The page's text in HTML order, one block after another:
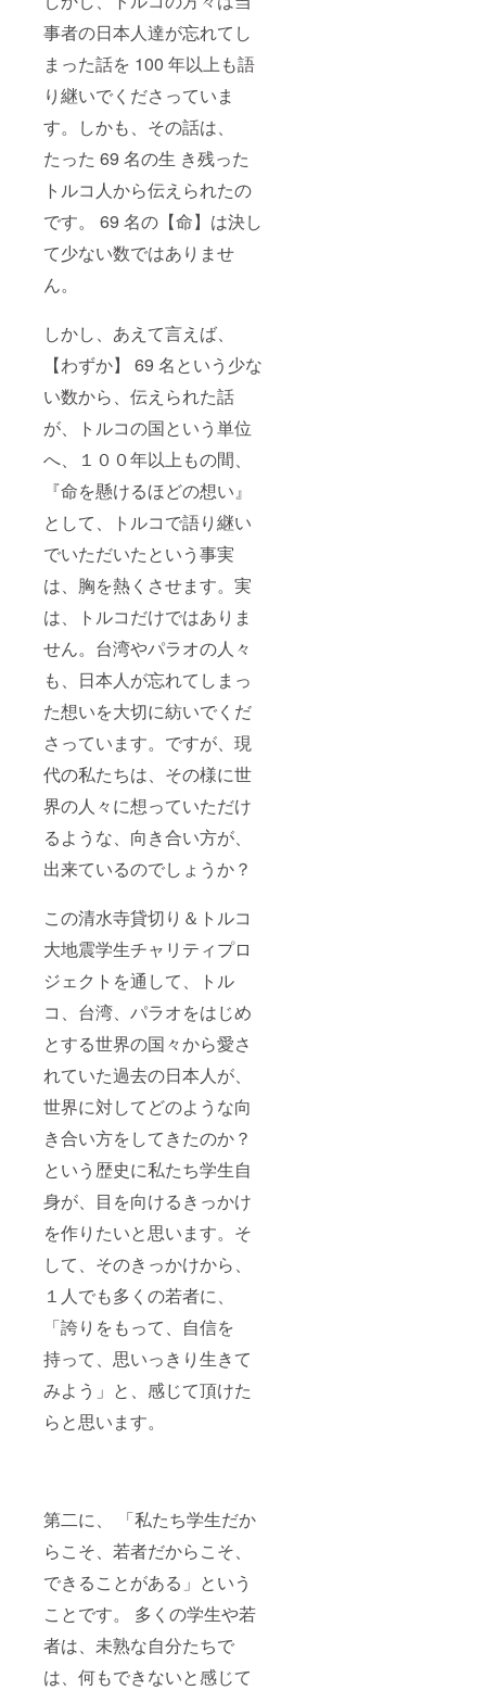
事者の日本人達が忘れてし
まった話を 100 年以上も語
り継いでくださっていま
す。しかも、その話は、
たった 69 名の生 き残った
トルコ人から伝えられたの
です。 69 名の【命】は決し
て少ない数ではありませ
ん。
しかし、あえて言えば、
【わずか】 69 名という少な
い数から、伝えられた話
が、トルコの国という単位
へ、１００年以上もの間、
『命を懸けるほどの想い』
として、トルコで語り継い
でいただいたという事実
は、胸を熱くさせます。実
は、トルコだけではありま
せん。台湾やパラオの人々
も、日本人が忘れてしまっ
た想いを大切に紡いでくだ
さっています。ですが、現
代の私たちは、その様に世
界の人々に想っていただけ
るような、向き合い方が、
出来ているのでしょうか？
この清水寺貸切り＆トルコ
大地震学生チャリティプロ
ジェクトを通して、トル
コ、台湾、パラオをはじめ
とする世界の国々から愛さ
れていた過去の日本人が、
世界に対してどのような向
き合い方をしてきたのか？
という歴史に私たち学生自
身が、目を向けるきっかけ
を作りたいと思います。そ
して、そのきっかけから、
１人でも多くの若者に、
「誇りをもって、自信を
持って、思いっきり生きて
みよう」と、感じて頂けた
らと思います。
第二に、 「私たち学生だか
らこそ、若者だからこそ、
できることがある」という
ことです。 多くの学生や若
者は、未熟な自分たちで
は、何もできないと感じて